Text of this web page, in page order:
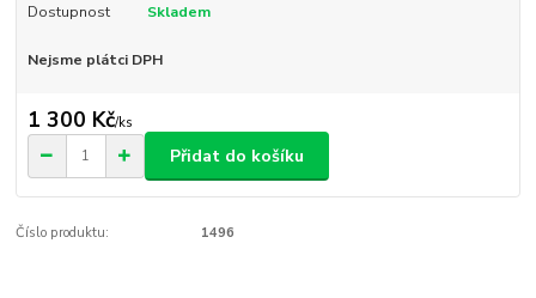
Dostupnost Skladem
Nejsme plátci DPH
1 300 Kč/ks
Přidat do košíku
Číslo produktu: 1496